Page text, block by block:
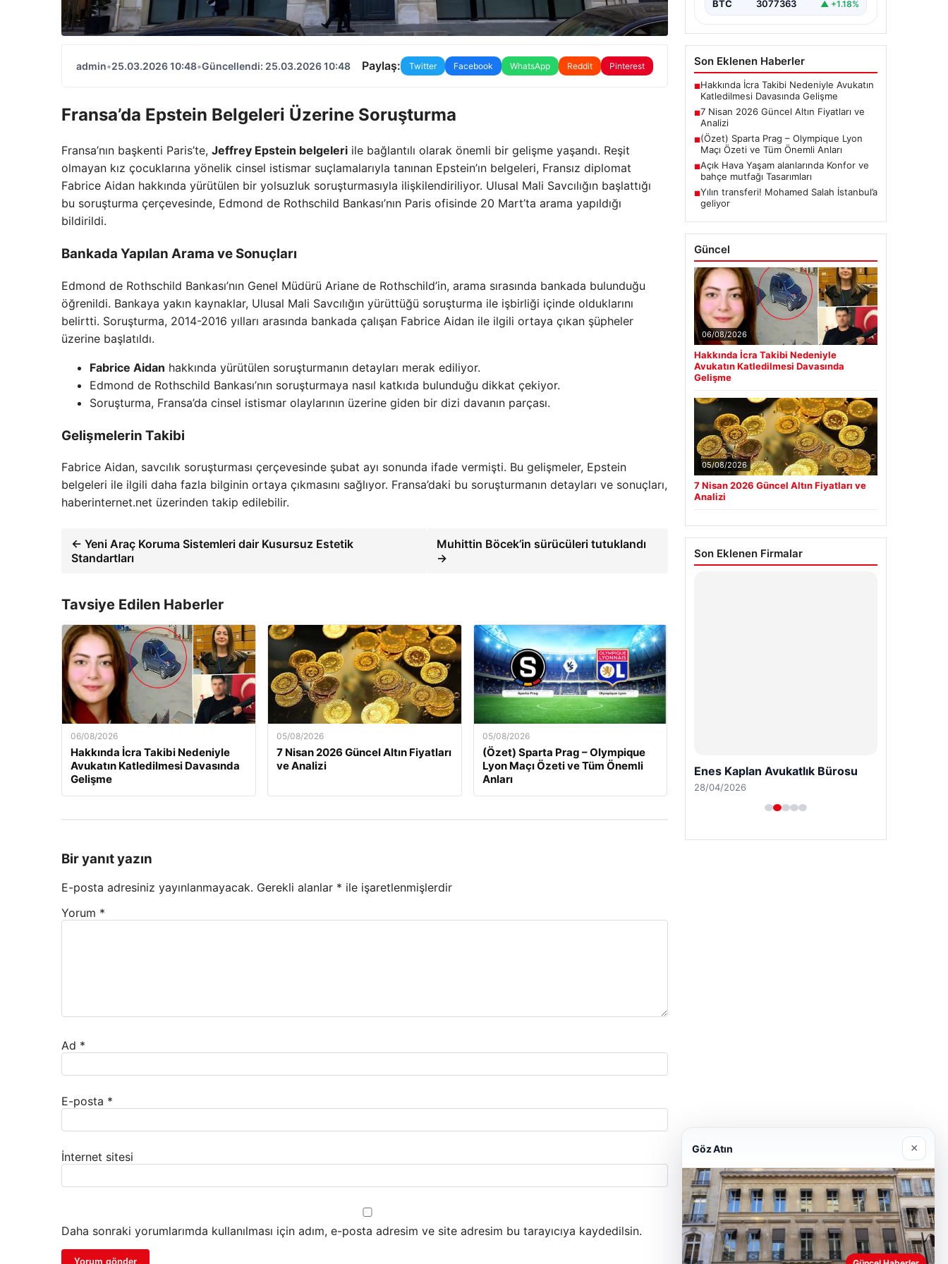
admin•25.03.2026 10:48•Güncellendi: 25.03.2026 10:48 Paylaş: Twitter Facebook WhatsApp Reddit Pinterest
Fransa’da Epstein Belgeleri Üzerine Soruşturma
Fransa’nın başkenti Paris’te, Jeffrey Epstein belgeleri ile bağlantılı olarak önemli bir gelişme yaşandı. Reşit
olmayan kız çocuklarına yönelik cinsel istismar suçlamalarıyla tanınan Epstein’ın belgeleri, Fransız diplomat
Fabrice Aidan hakkında yürütülen bir yolsuzluk soruşturmasıyla ilişkilendiriliyor. Ulusal Mali Savcılığın başlattığı
bu soruşturma çerçevesinde, Edmond de Rothschild Bankası’nın Paris ofisinde 20 Mart’ta arama yapıldığı
bildirildi.
Bankada Yapılan Arama ve Sonuçları
Edmond de Rothschild Bankası’nın Genel Müdürü Ariane de Rothschild’in, arama sırasında bankada bulunduğu
öğrenildi. Bankaya yakın kaynaklar, Ulusal Mali Savcılığın yürüttüğü soruşturma ile işbirliği içinde olduklarını
belirtti. Soruşturma, 2014-2016 yılları arasında bankada çalışan Fabrice Aidan ile ilgili ortaya çıkan şüpheler
üzerine başlatıldı.
Fabrice Aidan hakkında yürütülen soruşturmanın detayları merak ediliyor.
Edmond de Rothschild Bankası’nın soruşturmaya nasıl katkıda bulunduğu dikkat çekiyor.
Soruşturma, Fransa’da cinsel istismar olaylarının üzerine giden bir dizi davanın parçası.
Gelişmelerin Takibi
Fabrice Aidan, savcılık soruşturması çerçevesinde şubat ayı sonunda ifade vermişti. Bu gelişmeler, Epstein
belgeleri ile ilgili daha fazla bilginin ortaya çıkmasını sağlıyor. Fransa’daki bu soruşturmanın detayları ve sonuçları,
haberinternet.net üzerinden takip edilebilir.
← Yeni Araç Koruma Sistemleri dair Kusursuz Estetik
Standartları
Muhittin Böcek’in sürücüleri tutuklandı
→
Tavsiye Edilen Haberler
06/08/2026
Hakkında İcra Takibi Nedeniyle
Avukatın Katledilmesi Davasında
Gelişme
05/08/2026
7 Nisan 2026 Güncel Altın Fiyatları
ve Analizi
05/08/2026
(Özet) Sparta Prag – Olympique
Lyon Maçı Özeti ve Tüm Önemli
Anları
Bir yanıt yazın
E-posta adresiniz yayınlanmayacak. Gerekli alanlar * ile işaretlenmişlerdir
Yorum *
Ad *
E-posta *
İnternet sitesi
Daha sonraki yorumlarımda kullanılması için adım, e-posta adresim ve site adresim bu tarayıcıya kaydedilsin.
BTC 3077363 ▲ +1.18%
Son Eklenen Haberler
■Hakkında İcra Takibi Nedeniyle Avukatın
Katledilmesi Davasında Gelişme
■7 Nisan 2026 Güncel Altın Fiyatları ve
Analizi
■(Özet) Sparta Prag – Olympique Lyon
Maçı Özeti ve Tüm Önemli Anları
■Açık Hava Yaşam alanlarında Konfor ve
bahçe mutfağı Tasarımları
■Yılın transferi! Mohamed Salah İstanbul’a
geliyor
Güncel
06/08/2026
Hakkında İcra Takibi Nedeniyle
Avukatın Katledilmesi Davasında
Gelişme
05/08/2026
7 Nisan 2026 Güncel Altın Fiyatları ve
Analizi
Son Eklenen Firmalar
Enes Kaplan Avukatlık Bürosu
28/04/2026
Göz Atın ×